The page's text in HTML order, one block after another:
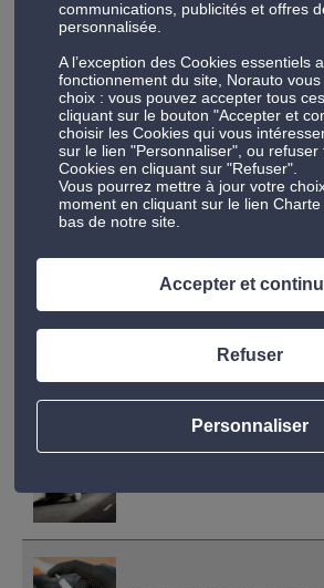
Sans aucun doute, la tablette pour
Ahahah ! Mon fils est à fond dans
Concernant ma fille, elle est
moment des enfants star
Pour découvrir la « route trop cool
c’est parici!
#DÉPARTS EN
VACANCES
#FAMILLE
#SUR
LES ARTICLES LES PLUS
communications, publicités et offres
personnalisée.
A l’exception des Cookies essentiels
fonctionnement du site, Norauto
choix : vous pouvez accepter tous
cliquant sur le bouton "Accepter et
choisir les Cookies qui vous
sur le lien "Personnaliser", ou refuser
Cookies en cliquant sur "Refuser".
Vous pourrez mettre à jour votre
moment en cliquant sur le lien
bas de notre site.
Personnaliser
Refuser
Accepter et